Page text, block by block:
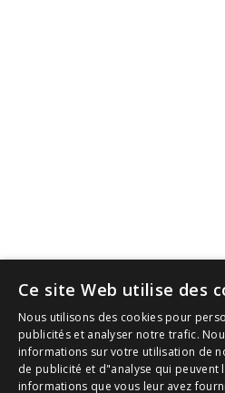
Ce site Web utilise des
Nous utilisons des cookies pour
publicités et analyser notre trafic.
informations sur votre utilisation de
de publicité et d"analyse qui peuvent
informations que vous leur avez